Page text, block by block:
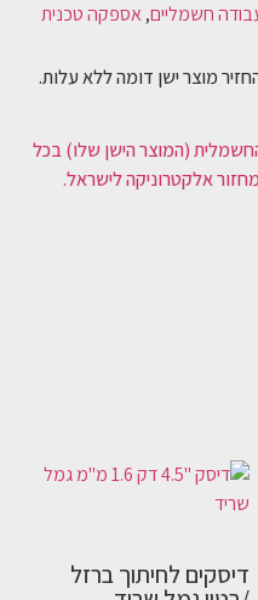
חשמליים, אספקה טכנית
מוצר ישן דומה ללא עלות.
(המוצר הישן שלו) בכל
אלקטרוניקה לישראל.
דיסקים לחיתוך ברזל